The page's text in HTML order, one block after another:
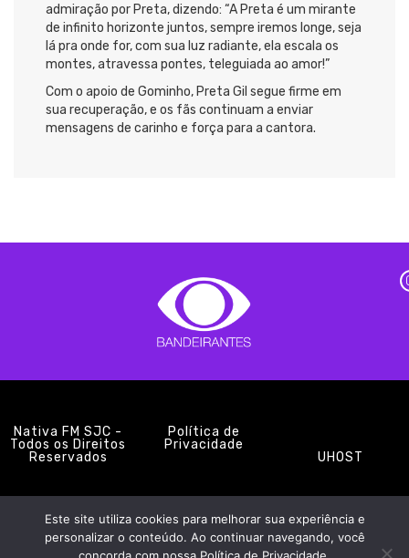
admiração por Preta, dizendo: “A Preta é um mirante
de infinito horizonte juntos, sempre iremos longe, seja
lá pra onde for, com sua luz radiante, ela escala os
montes, atravessa pontes, teleguiada ao amor!”
Com o apoio de Gominho, Preta Gil segue firme em
sua recuperação, e os fãs continuam a enviar
mensagens de carinho e força para a cantora.
Nativa FM SJC -
Todos os Direitos
Reservados
Política de
Privacidade
UHOST
PROMOÇÕES EQUIPE NOTÍCIAS CONTATO
Este site utiliza cookies para melhorar sua experiência e
personalizar o conteúdo. Ao continuar navegando, você